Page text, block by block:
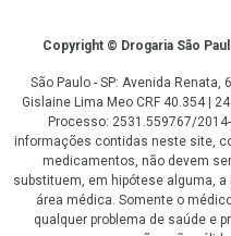
CopyrightCopyright © Drogaria São
São Paulo - SP: Avenida
Gislaine Lima Meo CRF 40.354 |
Processo: 2531.559767/
informações contidas neste site,
medicamentos, não devem
substituem, em hipótese alguma,
área médica. Somente o
qualquer problema de saúde e